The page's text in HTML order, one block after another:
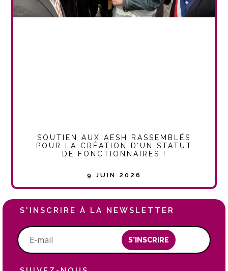
SOUTIEN AUX AESH RASSEMBLÉS
POUR LA CRÉATION D’UN STATUT
DE FONCTIONNAIRES !
9 JUIN 2026
S'INSCRIRE À LA NEWSLETTER
S'INSCRIRE